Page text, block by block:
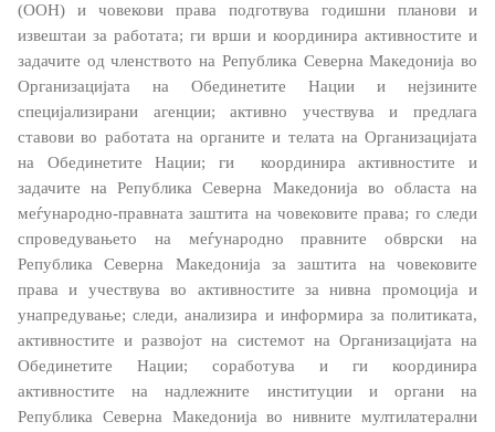
Односи со јавност
Новости
Соопштенија
Прес-конференции
Интервјуа
Публикации
Акредитации
(ООН) и човекови права подготвува годишни планови и
извештаи за работата; ги врши и координира активностите и
задачите од членството на Република Северна Македонија во
Организацијата на Обединетите Нации и нејзините
специјализирани агенции;активно учествува ипредлага
ставовиво работата на органите и телата на Организацијата
на Обединетите Нации;ги
координира активностите и
задачите на Република Северна Македонија во областа на
меѓународно-правната заштита на човековите права; го следи
спроведувањето на меѓународно правните обврски на
Република Северна Македонија за заштита на човековите
права и учествува во активностите за нивна промоција и
унапредување;следи, анализира и информира за политиката,
активностите и развојотна системот на Организацијата на
Обединетите Нации; соработува и ги координира
активностите на надлежните институции и органи на
Република Северна Македонија во нивните мултилатерални